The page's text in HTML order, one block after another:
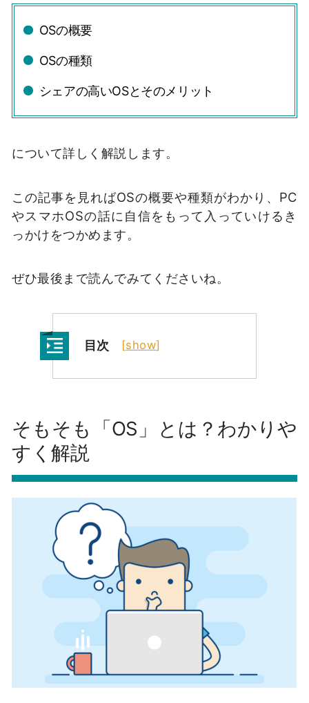
OSの概要
OSの種類
シェアの高いOSとそのメリット
について詳しく解説します。
この記事を見ればOSの概要や種類がわかり、PC
やスマホOSの話に自信をもって入っていけるき
っかけをつかめます。
ぜひ最後まで読んでみてくださいね。
目次 [show]
そもそも「OS」とは？わかりや
すく解説